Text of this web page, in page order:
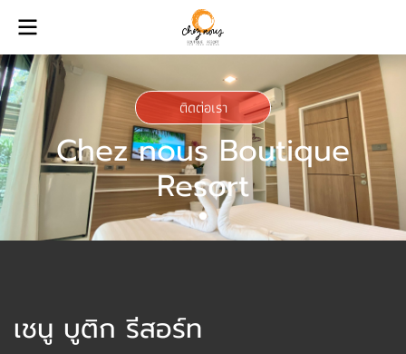
ติดต่อเรา
Chez nous Boutique
Resort
เชนู บูติก รีสอร์ท